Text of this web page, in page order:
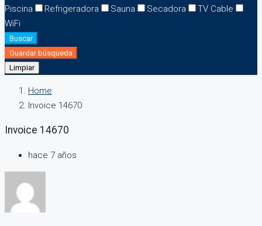
Piscina
Refrigeradora Sauna Secadora
TV Cable
WiFi
Buscar
Guardar búsqueda
Limpiar
Home
Invoice 14670
Invoice 14670
hace 7 años